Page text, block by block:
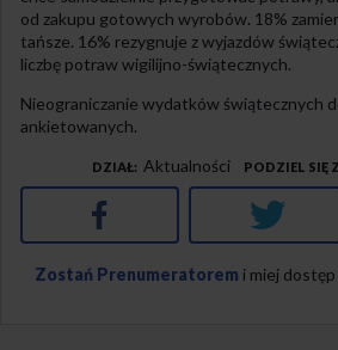
od zakupu gotowych wyrobów. 18%
tańsze. 16% rezygnuje z wyjazdów
liczbę potraw wigilijno-świątecznych.
Nieograniczanie wydatków świątecznych
ankietowanych.
DZIAŁ Aktualności PODZIEL SIĘ
Facebook Twitter
Zostań Prenumeratorem i miej